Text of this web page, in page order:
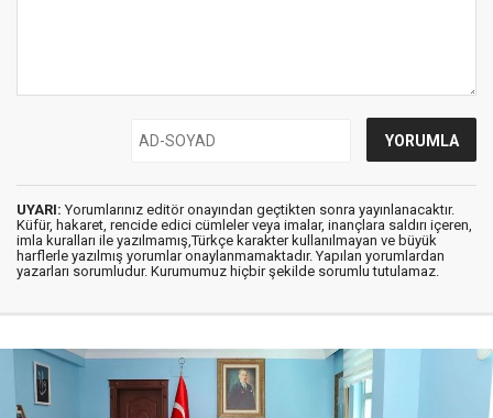
UYARI: Yorumlarınız editör onayından geçtikten sonra yayınlanacaktır.
Küfür, hakaret, rencide edici cümleler veya imalar, inançlara saldırı içeren,
imla kuralları ile yazılmamış,Türkçe karakter kullanılmayan ve büyük
harflerle yazılmış yorumlar onaylanmamaktadır. Yapılan yorumlardan
yazarları sorumludur. Kurumumuz hiçbir şekilde sorumlu tutulamaz.